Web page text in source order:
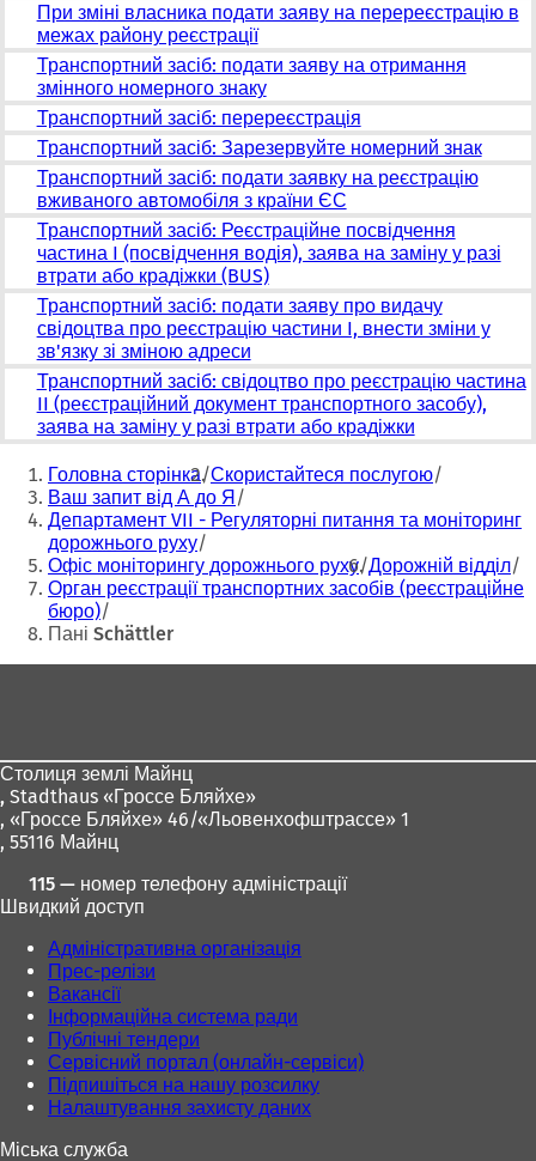
При зміні власника подати заяву на перереєстрацію в
межах району реєстрації
Транспортний засіб: подати заяву на отримання
змінного номерного знаку
Транспортний засіб: перереєстрація
Транспортний засіб: Зарезервуйте номерний знак
Транспортний засіб: подати заявку на реєстрацію
вживаного автомобіля з країни ЄС
Транспортний засіб: Реєстраційне посвідчення
частина I (посвідчення водія), заява на заміну у разі
втрати або крадіжки (BUS)
Транспортний засіб: подати заяву про видачу
свідоцтва про реєстрацію частини I, внести зміни у
зв'язку зі зміною адреси
Транспортний засіб: свідоцтво про реєстрацію частина
II (реєстраційний документ транспортного засобу),
заява на заміну у разі втрати або крадіжки
Ти
тут:
Головна сторінка Скористайтеся послугою
Ваш запит від А до Я
Департамент VII - Регуляторні питання та моніторинг
дорожнього руху
Офіс моніторингу дорожнього руху Дорожній відділ
Орган реєстрації транспортних засобів (реєстраційне
бюро)
Пані Schättler
Столиця землі Майнц
, Stadthaus «Гроссе Бляйхе»
, «Гроссе Бляйхе» 46/«Льовенхофштрассе» 1
, 55116 Майнц
115 — номер телефону адміністрації
Швидкий доступ
Адміністративна організація
Прес-релізи
Вакансії
Інформаційна система ради
Публічні тендери
Сервісний портал (онлайн-сервіси)
Підпишіться на нашу розсилку
Налаштування захисту даних
Міська служба